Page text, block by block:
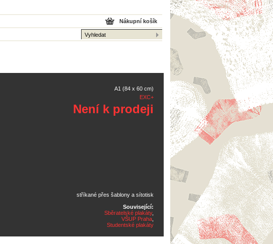
Nákupní košík
A1 (84 x 60 cm)
EXC+
Není k prodeji
stříkané přes šablony a sítotisk
Související:
Sběratelské plakáty,
VŠUP Praha
Studentské plakáty